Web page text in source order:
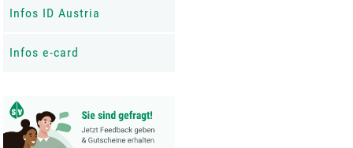
Infos ID Austria
Infos e-card